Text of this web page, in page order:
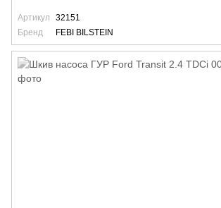
Артикул
32151
Бренд
FEBI BILSTEIN